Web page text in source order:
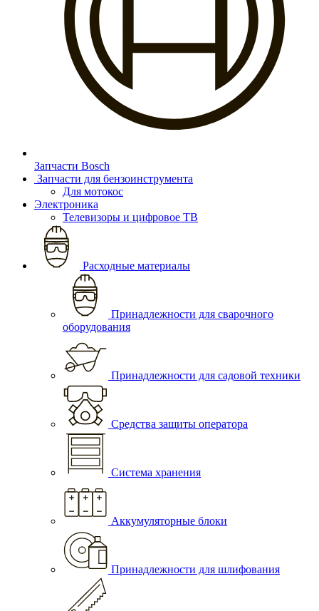
Запчасти Bosch
Запчасти для бензоинструмента
Для мотокос
Электроника
Телевизоры и цифровое ТВ
Расходные материалы
Принадлежности для сварочного
оборудования
Принадлежности для садовой техники
Средства защиты оператора
Система хранения
Аккумуляторные блоки
Принадлежности для шлифования